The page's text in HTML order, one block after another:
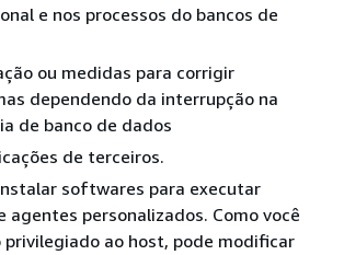
e nos processos do bancos de
ou medidas para corrigir
dependendo da interrupção na
de banco de dados
de terceiros.
softwares para executar
agentes personalizados. Como você
privilegiado ao host, pode modificar